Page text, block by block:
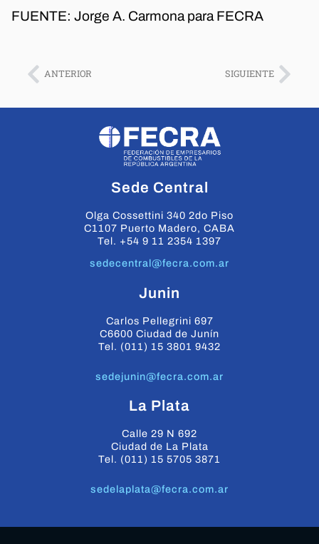
FUENTE: Jorge A. Carmona para FECRA
ANTERIOR SIGUIENTE
Sede Central
Olga Cossettini 340 2do Piso
C1107 Puerto Madero, CABA
Tel. +54 9 11 2354 1397
sedecentral@fecra.com.ar
Junin
Carlos Pellegrini 697
C6600 Ciudad de Junín
Tel. (011) 15 3801 9432
sedejunin@fecra.com.ar
La Plata
Calle 29 N 692
Ciudad de La Plata
Tel. (011) 15 5705 3871
sedelaplata@fecra.com.ar